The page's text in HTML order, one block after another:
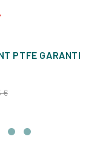
PTFE GARANTI
€Prix